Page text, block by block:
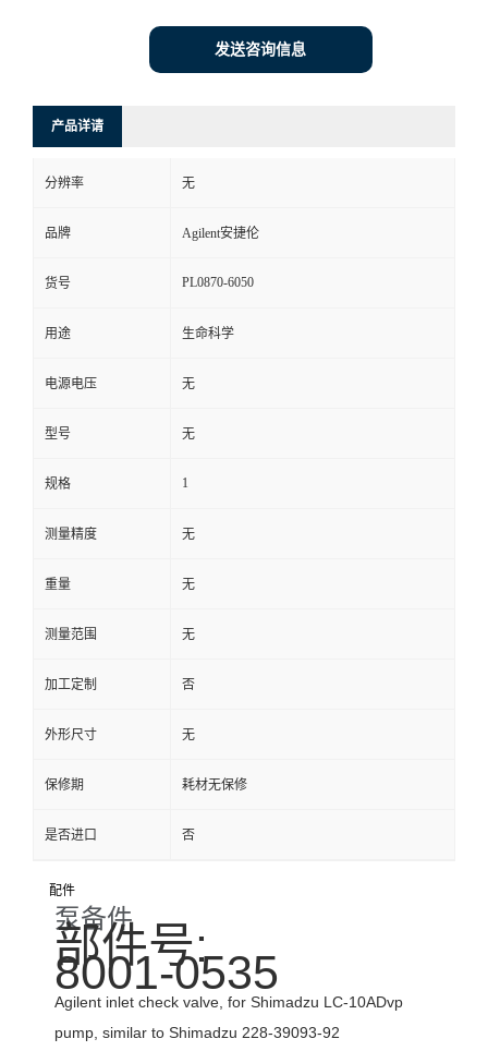
发送咨询信息
产品详请
分辨率 无
品牌 Agilent安捷伦
货号 PL0870-6050
用途 生命科学
电源电压 无
型号 无
规格 1
测量精度 无
重量 无
测量范围 无
加工定制 否
外形尺寸 无
保修期 耗材无保修
是否进口 否
配件
泵备件
部件号:
8001-0535
Agilent inlet check valve, for Shimadzu LC-10ADvp
pump, similar to Shimadzu 228-39093-92